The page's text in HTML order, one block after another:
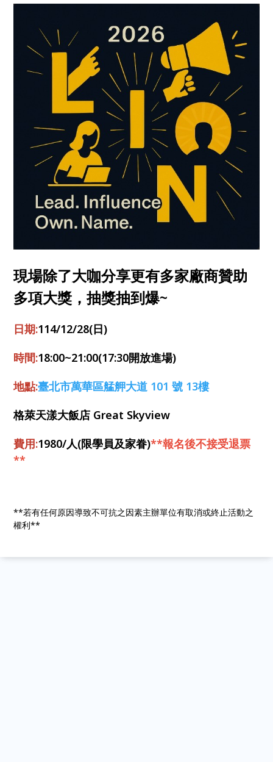
現場除了大咖分享更有多家廠商贊助
多項大獎，抽獎抽到爆~
日期:114/12/28(日)
時間:18:00~21:00(17:30開放進場)
地點:臺北市萬華區艋舺大道 101 號 13樓
格萊天漾大飯店 Great Skyview
費用:1980/人(限學員及家眷)**報名後不接受退票
**
**若有任何原因導致不可抗之因素主辦單位有取消或終止活動之
權利**